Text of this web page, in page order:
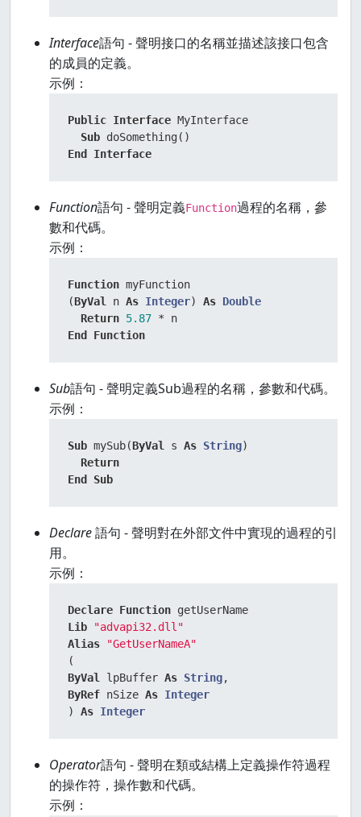
Interface語句 - 聲明接口的名稱並描述該接口包含
的成員的定義。
示例：
Public Interface MyInterface
Sub
End
Interface
Function語句 - 聲明定義Function過程的名稱，參
數和代碼。
示例：
Function myFunction
(ByVal n As Integer) As Double
Return 5.87
End
Function
Sub語句 - 聲明定義Sub過程的名稱，參數和代碼。
示例：
Sub mySub(ByVal s As String)
Return
End
Sub
Declare語句 - 聲明對在外部文件中實現的過程的引
用。
示例：
Declare Function
Lib
"advapi32.dll"
Alias
"GetUserNameA"
ByVal
lpBuffer As String
ByRef nSize As Integer
) As Integer
Operator語句 - 聲明在類或結構上定義操作符過程
的操作符，操作數和代碼。
示例：